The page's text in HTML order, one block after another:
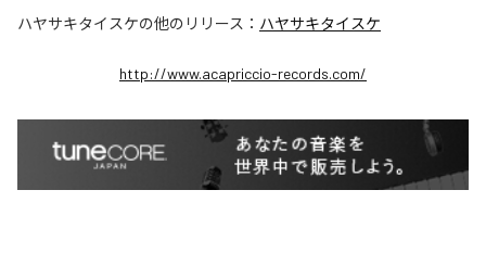
ハヤサキタイスケの他のリリース： ハヤサキタイスケ
http://www.acapriccio-records.com/